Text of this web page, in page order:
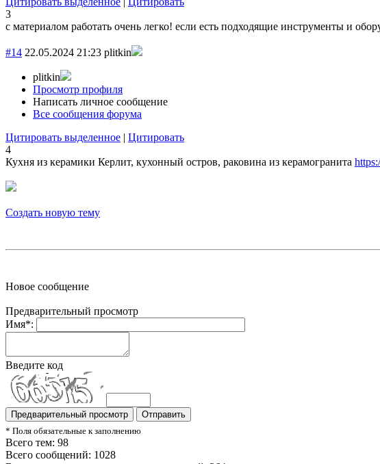
3
с материалом работать очень легко! если есть подходящие инструменты и
#14 22.05.2024 21:23 plitkin
plitkin
Просмотр профиля
Написать личное сообщение
Все сообщения форума
Цитировать выделенное | Цитировать
4
Кухня из керамики Керлит, кухонный остров, раковина из керамогранита
Создать новую тему
Новое сообщение
Предварительный просмотр
Имя*:
Введите код
* Поля обязательные к заполнению
Всего тем: 98
Всего сообщений: 1028